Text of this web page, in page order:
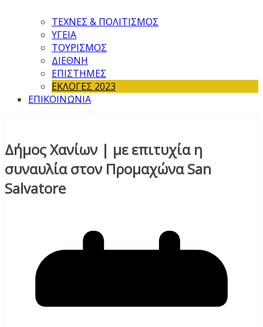
ΤΕΧΝΕΣ & ΠΟΛΙΤΙΣΜΟΣ
ΥΓΕΙΑ
ΤΟΥΡΙΣΜΟΣ
ΔΙΕΘΝΗ
ΕΠΙΣΤΗΜΕΣ
ΕΚΛΟΓΕΣ 2023
ΕΠΙΚΟΙΝΩΝΙΑ
Δήμος Χανίων | με επιτυχία η
συναυλία στον Προμαχώνα San
Salvatore